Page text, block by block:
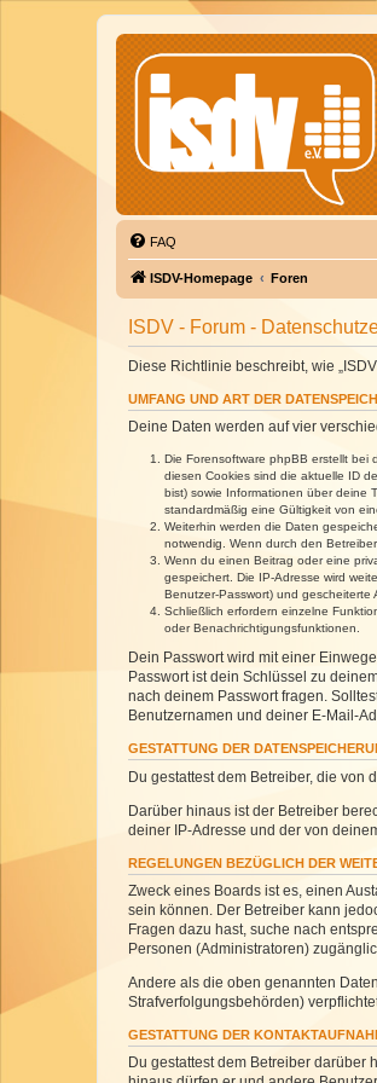
FAQ
ISDV-Homepage Foren
ISDV - Forum -
Diese Richtlinie beschreibt, wie
UMFANG UND ART DER
Deine Daten werden auf vier
Die Forensoftware phpBB erstellt bei
diesen Cookies sind die aktuelle ID
bist) sowie Informationen über deine
standardmäßig eine Gültigkeit von
Weiterhin werden die Daten
notwendig. Wenn durch den
Wenn du einen Beitrag oder eine
gespeichert. Die IP-Adresse wird
Benutzer-Passwort) und gescheiterte
Schließlich erfordern einzelne
oder Benachrichtigungsfunktionen.
Dein Passwort wird mit einer
Passwort ist dein Schlüssel zu
nach deinem Passwort fragen.
Benutzernamen und deiner E-Mail-
GESTATTUNG DER
Du gestattest dem Betreiber, die von
Darüber hinaus ist der Betreiber
deiner IP-Adresse und der von
REGELUNGEN BEZÜGLICH DER
Zweck eines Boards ist es, einen
sein können. Der Betreiber kann
Fragen dazu hast, suche nach
Personen (Administratoren)
Andere als die oben genannten
Strafverfolgungsbehörden)
GESTATTUNG DER
Du gestattest dem Betreiber